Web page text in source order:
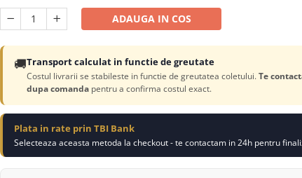
ADAUGA IN COS
🚚Transport calculat in functie de greutate
Costul livrarii se stabileste in functie de greutatea coletului.Te
dupa comanda pentru a confirma costul exact.
Plata in rate prin TBI Bank
Selecteaza aceasta metoda la checkout - te contactam in 24h pentru